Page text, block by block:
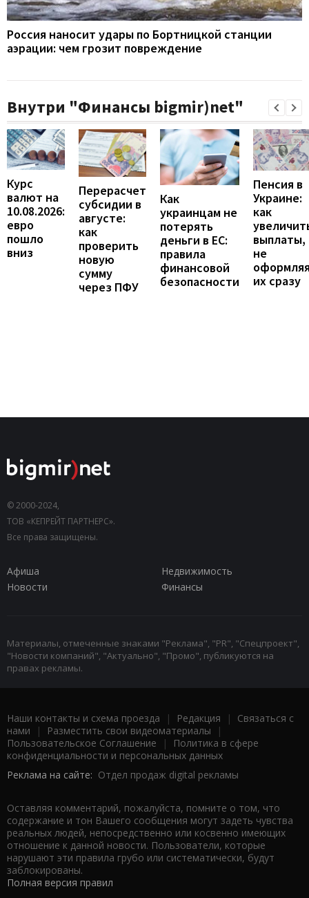
Россия наносит удары по Бортницкой станции
аэрации: чем грозит повреждение
Внутри "Финансы bigmir)net"
Курс
валют на
10.08.2026:
евро
пошло
вниз
Перерасчет
субсидии в
августе:
как
проверить
новую
сумму
через ПФУ
Как
украинцам не
потерять
деньги в ЕС:
правила
финансовой
безопасности
Пенсия в
Украине:
как
выплаты,
не
их сразу
© 2000-2024,
ТОВ «КЕПРЕЙТ ПАРТНЕРС».
Все права защищены.
Афиша
Недвижимость
Новости
Финансы
Материалы, отмеченные знаками "Реклама", "PR", "Спецпроект",
"Новости компаний", "Актуально", "Промо", публикуются на
правах рекламы.
Наши контакты и схема проезда | Редакция | Связаться с
нами | Разместить свои видеоматериалы |
Пользовательское Соглашение |
Политика в сфере
конфиденциальности и персональных данных
Реклама на сайте: Отдел продаж digital рекламы
Оставляя комментарий, пожалуйста, помните о том, что
содержание и тон Вашего сообщения могут задеть чувства
реальных людей, непосредственно или косвенно имеющих
отношение к данной новости. Пользователи, которые
нарушают эти правила грубо или систематически, будут
заблокированы.
Полная версия правил